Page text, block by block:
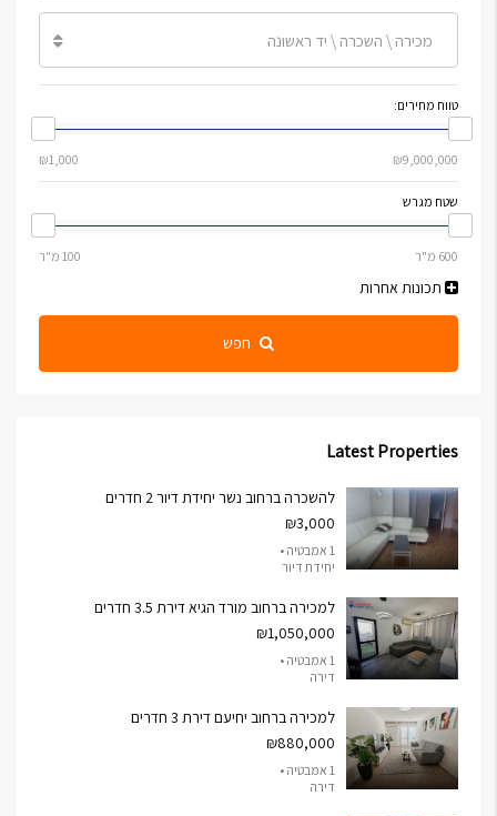
מכירה \ השכרה \ יד ראשונה
טווח מחירים:
שטח מגרש
תכונות אחרות
חפש
Latest Properties
להשכרה ברחוב נשר יחידת דיור 2 חדרים
₪3,000
1 אמבטיה •
יחידת דיור
למכירה ברחוב מורד הגיא דירת 3.5 חדרים
₪1,050,000
1 אמבטיה •
דירה
למכירה ברחוב יחיעם דירת 3 חדרים
₪880,000
1 אמבטיה •
דירה